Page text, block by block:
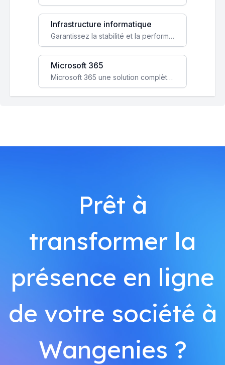
Infrastructure informatique
Garantissez la stabilité et la performance de votre entreprise avec une infrastructure IT sécurisée et évolutive.
Microsoft 365
Microsoft 365 une solution complète qui booste votre productivité, renforce la sécurité de vos données et facilite la collaboration.
Prêt à
transformer la
présence en ligne
de votre société à
Wangenies ?